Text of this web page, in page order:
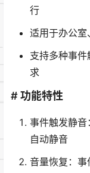
行
适用于办公
支持多种事
求
# 功能特性
事件触发静
自动静音
音量恢复：